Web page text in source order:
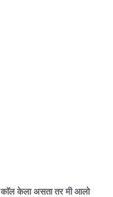
केला असता तर मी आलो